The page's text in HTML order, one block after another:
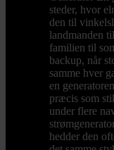
steder, hvor
den til
landmanden
familien til
backup, når
samme hver
en
præcis som
under flere
hedder den